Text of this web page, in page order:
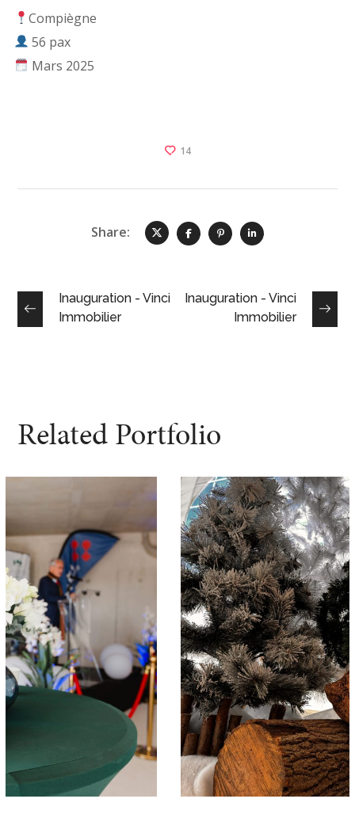
Compiègne
56 pax
Mars 2025
14
Share:
Inauguration - Vinci
Immobilier
Inauguration - Vinci
Immobilier
Related Portfolio
Reveal – VALTRA
ÉVÉNÉMENTS PRO